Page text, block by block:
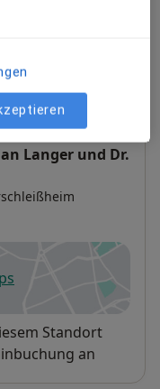
PD Dr. Mark
Langer und Dr.
einer neuen
Standort
an